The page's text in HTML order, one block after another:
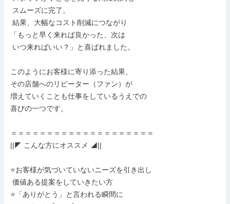
「もっと早く来れば良かった、次は
このようにお客様に寄り添った結果、
その店舗へのリピーター（ファン）が
増えていくことも仕事をしているうえでの
喜びの一つです。
＝＝＝＝＝＝＝＝＝＝＝＝＝＝＝＝＝＝＝＝
||◤ こんな方にオススメ ◢||
⭐お客様が気づいていないニーズを引き出し
⭐「ありがとう」と言われる瞬間に